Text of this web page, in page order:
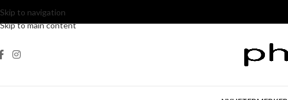
Skip to navigation
Skip to main content